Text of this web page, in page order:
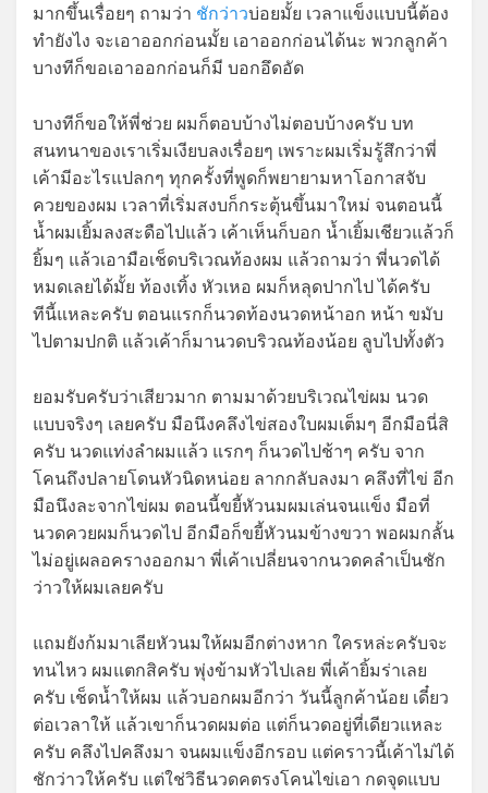
มากขึ้นเรื่อยๆ ถามว่า ชักว่าวบ่อยมั้ย เวลาแข็งแบบนี้ต้อง
ทำยังไง จะเอาออกก่อนมั้ย เอาออกก่อนได้นะ พวกลูกค้า
บางทีก็ขอเอาออกก่อนก็มี บอกอึดอัด
บางทีก็ขอให้พี่ช่วย ผมก็ตอบบ้างไม่ตอบบ้างครับ บท
สนทนาของเราเริ่มเงียบลงเรื่อยๆ เพราะผมเริ่มรู้สึกว่าพี่
เค้ามีอะไรแปลกๆ ทุกครั้งที่พูดก็พยายามหาโอกาสจับ
ควยของผม เวลาที่เริ่มสงบก็กระตุ้นขึ้นมาใหม่ จนตอนนี้
น้ำผมเยิ้มลงสะดือไปแล้ว เค้าเห็นก็บอก น้ำเยิ้มเชียวแล้วก็
ยิ้มๆ แล้วเอามือเช็ดบริเวณท้องผม แล้วถามว่า พี่นวดได้
หมดเลยได้มั้ย ท้องเทิ้ง หัวเหอ ผมก็หลุดปากไป ได้ครับ
ทีนี้แหละครับ ตอนแรกก็นวดท้องนวดหน้าอก หน้า ขมับ
ไปตามปกติ แล้วเค้าก็มานวดบริวณท้องน้อย ลูบไปทั้งตัว
ยอมรับครับว่าเสียวมาก ตามมาด้วยบริเวณไข่ผม นวด
แบบจริงๆ เลยครับ มือนึงคลึงไข่สองใบผมเต็มๆ อีกมือนี่สิ
ครับ นวดแท่งลำผมแล้ว แรกๆ ก็นวดไปช้าๆ ครับ จาก
โคนถึงปลายโดนหัวนิดหน่อย ลากกลับลงมา คลึงที่ไข่ อีก
มือนึงละจากไข่ผม ตอนนี้ขยี้หัวนมผมเล่นจนแข็ง มือที่
นวดควยผมก็นวดไป อีกมือก็ขยี้หัวนมข้างขวา พอผมกลั้น
ไม่อยู่เผลอครางออกมา พี่เค้าเปลี่ยนจากนวดคลำเป็นชัก
ว่าวให้ผมเลยครับ
แถมยังก้มมาเลียหัวนมให้ผมอีกต่างหาก ใครหล่ะครับจะ
ทนไหว ผมแตกสิครับ พุ่งข้ามหัวไปเลย พี่เค้ายิ้มร่าเลย
ครับ เช็ดน้ำให้ผม แล้วบอกผมอีกว่า วันนี้ลูกค้าน้อย เดี๋ยว
ต่อเวลาให้ แล้วเขาก็นวดผมต่อ แต่ก็นวดอยู่ที่เดียวแหละ
ครับ คลึงไปคลึงมา จนผมแข็งอีกรอบ แต่คราวนี้เค้าไม่ได้
ชักว่าวให้ครับ แต่ใช่วิธีนวดคตรงโคนไข่เอา กดจุดแบบ